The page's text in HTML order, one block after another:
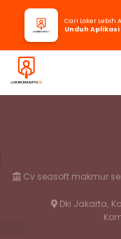
Cv seasoft makmur
Dki Jakarta,
Cari Loker Lebih
Unduh Aplikasi